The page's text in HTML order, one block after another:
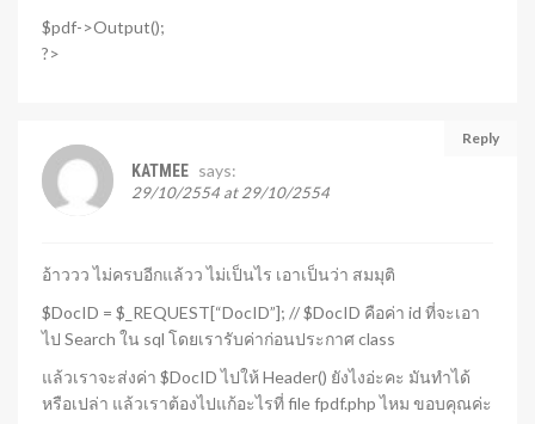
$pdf->Output();
?>
Reply
KATMEE says:
29/10/2554 at 29/10/2554
อ้าววว ไม่ครบอีกแล้วว ไม่เป็นไร เอาเป็นว่า สมมุติ
$DocID = $_REQUEST[“DocID”]; // $DocID คือค่า id ที่จะเอา
ไป Search ใน sql โดยเรารับค่าก่อนประกาศ class
แล้วเราจะส่งค่า $DocID ไปให้ Header() ยังไงอ่ะคะ มันทำได้
หรือเปล่า แล้วเราต้องไปแก้อะไรที่ file fpdf.php ไหม ขอบคุณค่ะ